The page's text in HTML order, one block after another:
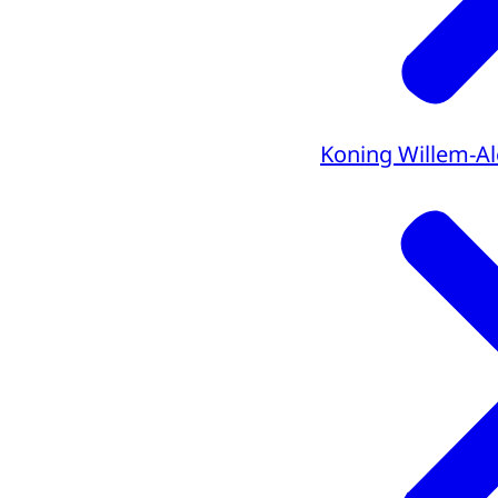
Koning Willem-